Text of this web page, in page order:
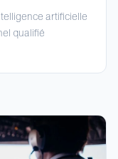
artificielle
qualifié